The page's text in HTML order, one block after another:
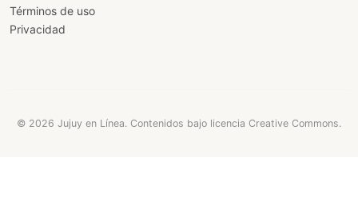
Términos de uso
Privacidad
© 2026 Jujuy en Línea. Contenidos bajo licencia Creative Commons.